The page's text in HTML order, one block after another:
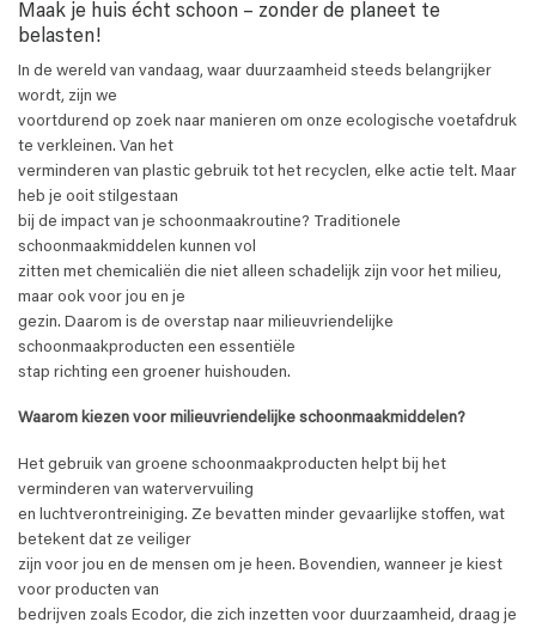
Maak je huis écht schoon – zonder de planeet te
belasten!
In de wereld van vandaag, waar duurzaamheid steeds belangrijker
wordt, zijn we
voortdurend op zoek naar manieren om onze ecologische voetafdruk
te verkleinen. Van het
verminderen van plastic gebruik tot het recyclen, elke actie telt. Maar
heb je ooit stilgestaan
bij de impact van je schoonmaakroutine? Traditionele
schoonmaakmiddelen kunnen vol
zitten met chemicaliën die niet alleen schadelijk zijn voor het milieu,
maar ook voor jou en je
gezin. Daarom is de overstap naar milieuvriendelijke
schoonmaakproducten een essentiële
stap richting een groener huishouden.
Waarom kiezen voor milieuvriendelijke schoonmaakmiddelen?
Het gebruik van groene schoonmaakproducten helpt bij het
verminderen van watervervuiling
en luchtverontreiniging. Ze bevatten minder gevaarlijke stoffen, wat
betekent dat ze veiliger
zijn voor jou en de mensen om je heen. Bovendien, wanneer je kiest
voor producten van
bedrijven zoals Ecodor, die zich inzetten voor duurzaamheid, draag je